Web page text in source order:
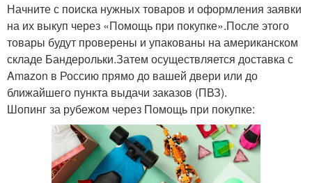
Начните с поиска нужных товаров и оформления заявки
на их выкуп через «Помощь при покупке».После этого
товары будут проверены и упакованы на американском
складе Бандерольки.Затем осуществляется доставка с
Amazon в Россию прямо до вашей двери или до
ближайшего пункта выдачи заказов (ПВЗ).
Шопинг за рубежом через Помощь при покупке: